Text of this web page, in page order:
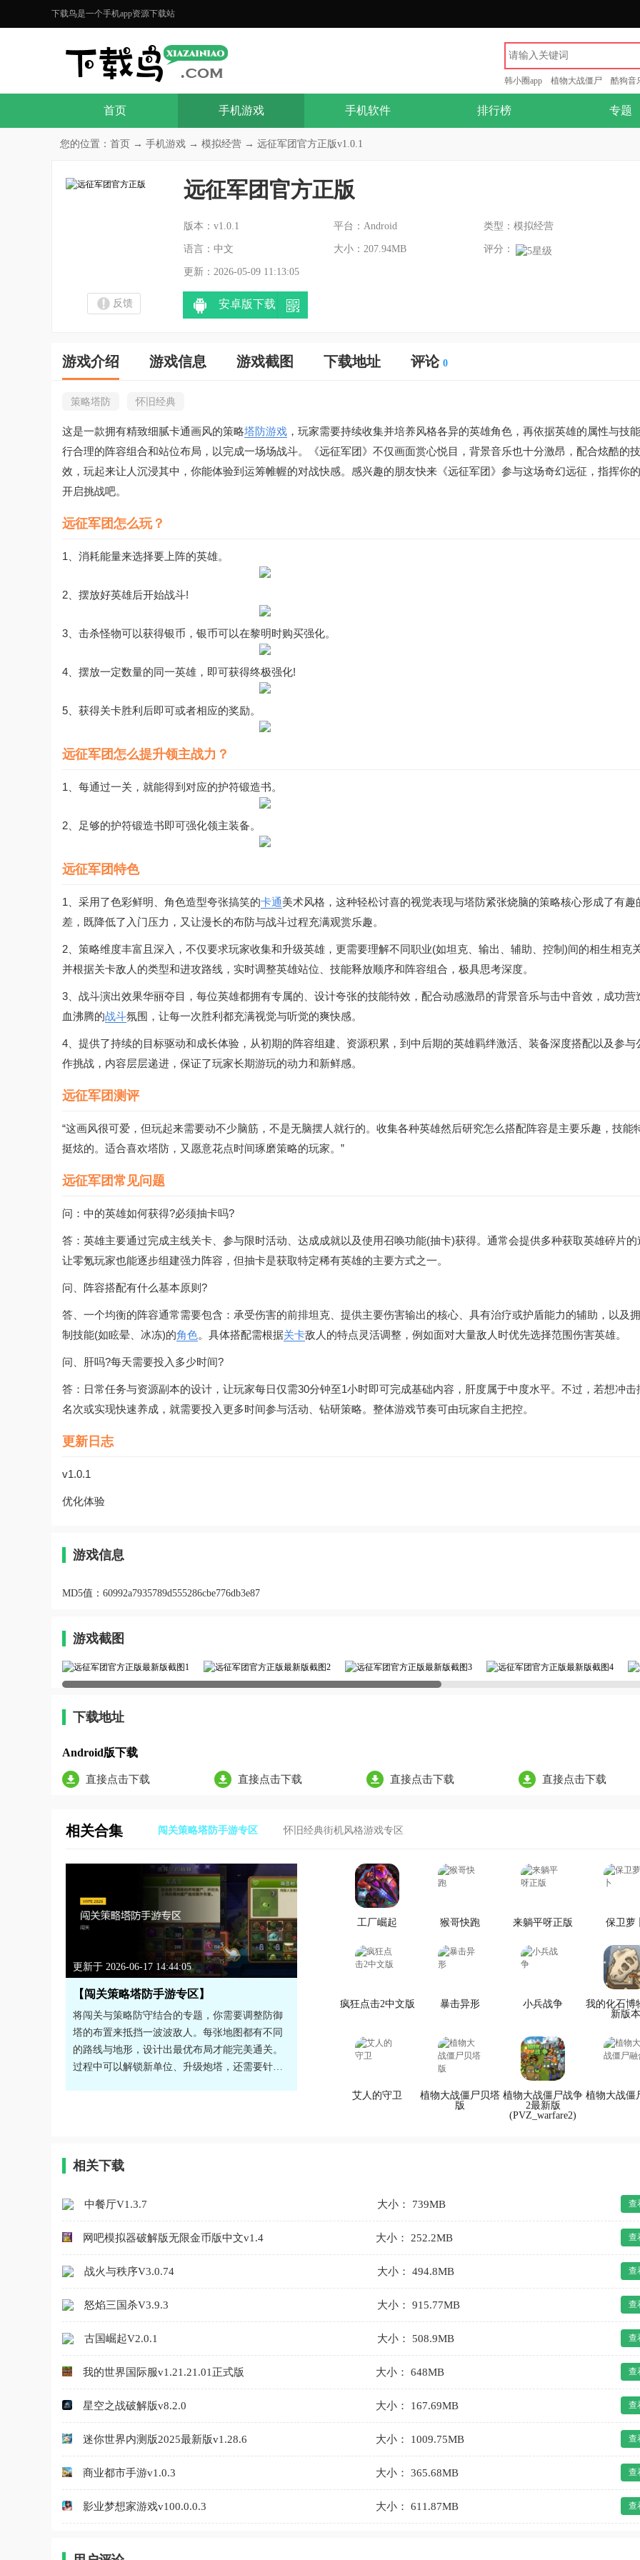
下载鸟是一个手机app资源下载站
韩小圈app 植物大战僵尸 酷狗音
首页 手机游戏 手机软件 排行榜 专题
您的位置： 首页 → 手机游戏 → 模拟经营 → 远征军团官方正版v1.0.1
远征军团官方正版
版本：v1.0.1 平台：Android 类型：模拟经营
语言：中文 大小：207.94MB 评分：
更新：2026-05-09 11:13:05
反馈 安卓版下载
游戏介绍 游戏信息 游戏截图 下载地址 评论 0
策略塔防 怀旧经典
这是一款拥有精致细腻卡通画风的策略塔防游戏 ，玩家需要持续收集并培养风格各异的英雄角色，再依据英雄的属性与技
行合理的阵容组合和站位布局，以完成一场场战斗。《远征军团》不仅画面赏心悦目，背景音乐也十分激昂，配合炫酷的
效，玩起来让人沉浸其中，你能体验到运筹帷幄的对战快感。感兴趣的朋友快来《远征军团》参与这场奇幻远征，指挥你
开启挑战吧。
远征军团怎么玩？
1、消耗能量来选择要上阵的英雄。
2、摆放好英雄后开始战斗!
3、击杀怪物可以获得银币，银币可以在黎明时购买强化。
4、摆放一定数量的同一英雄，即可获得终极强化!
5、获得关卡胜利后即可或者相应的奖励。
远征军团怎么提升领主战力？
1、每通过一关，就能得到对应的护符锻造书。
2、足够的护符锻造书即可强化领主装备。
远征军团特色
1、采用了色彩鲜明、角色造型夸张搞笑的卡通美术风格，这种轻松讨喜的视觉表现与塔防紧张烧脑的策略核心形成了有趣
差，既降低了入门压力，又让漫长的布防与战斗过程充满观赏乐趣。
2、策略维度丰富且深入，不仅要求玩家收集和升级英雄，更需要理解不同职业(如坦克、输出、辅助、控制)间的相生相克
并根据关卡敌人的类型和进攻路线，实时调整英雄站位、技能释放顺序和阵容组合，极具思考深度。
3、战斗演出效果华丽夺目，每位英雄都拥有专属的、设计夸张的技能特效，配合动感激昂的背景音乐与击中音效，成功营
血沸腾的战斗氛围，让每一次胜利都充满视觉与听觉的爽快感。
4、提供了持续的目标驱动和成长体验，从初期的阵容组建、资源积累，到中后期的英雄羁绊激活、装备深度搭配以及参与
作挑战，内容层层递进，保证了玩家长期游玩的动力和新鲜感。
远征军团测评
“这画风很可爱，但玩起来需要动不少脑筋，不是无脑摆人就行的。收集各种英雄然后研究怎么搭配阵容是主要乐趣，技能
挺炫的。适合喜欢塔防，又愿意花点时间琢磨策略的玩家。”
远征军团常见问题
问：中的英雄如何获得?必须抽卡吗?
答：英雄主要通过完成主线关卡、参与限时活动、达成成就以及使用召唤功能(抽卡)获得。通常会提供多种获取英雄碎片的
让零氪玩家也能逐步组建强力阵容，但抽卡是获取特定稀有英雄的主要方式之一。
问、阵容搭配有什么基本原则?
答、一个均衡的阵容通常需要包含：承受伤害的前排坦克、提供主要伤害输出的核心、具有治疗或护盾能力的辅助，以及
制技能(如眩晕、冰冻)的角色。具体搭配需根据关卡敌人的特点灵活调整，例如面对大量敌人时优先选择范围伤害英雄。
问、肝吗?每天需要投入多少时间?
答：日常任务与资源副本的设计，让玩家每日仅需30分钟至1小时即可完成基础内容，肝度属于中度水平。不过，若想冲击
名次或实现快速养成，就需要投入更多时间参与活动、钻研策略。整体游戏节奏可由玩家自主把控。
更新日志
v1.0.1
优化体验
游戏信息
MD5值： 60992a7935789d555286cbe776db3e87
游戏截图
下载地址
Android版下载
直接点击下载 直接点击下载 直接点击下载 直接点击下载
相关合集 闯关策略塔防手游专区 怀旧经典街机风格游戏专区
更新于 2026-06-17 14:44:05
【闯关策略塔防手游专区】
将闯关与策略防守结合的专题，你需要调整防御
塔的布置来抵挡一波波敌人。每张地图都有不同
的路线与地形，设计出最优布局才能完美通关。
过程中可以解锁新单位、升级炮塔，还需要针对
工厂崛起 猴哥快跑 来躺平呀正版 保卫萝
疯狂点击2中文版 暴击异形 小兵战争
我的化石博
新版本
艾人的守卫
植物大战僵尸贝塔
版
植物大战僵尸战争
2最新版
(PVZ_warfare2)
植物大战僵
相关下载
中餐厅V1.3.7 大小： 739MB 查
网吧模拟器破解版无限金币版中文v1.4 大小： 252.2MB 查
战火与秩序V3.0.74 大小： 494.8MB 查
怒焰三国杀V3.9.3 大小： 915.77MB 查
古国崛起V2.0.1 大小： 508.9MB 查
我的世界国际服v1.21.21.01正式版 大小： 648MB 查
星空之战破解版v8.2.0 大小： 167.69MB 查
迷你世界内测版2025最新版v1.28.6 大小： 1009.75MB 查
商业都市手游v1.0.3 大小： 365.68MB 查
影业梦想家游戏v100.0.0.3 大小： 611.87MB 查